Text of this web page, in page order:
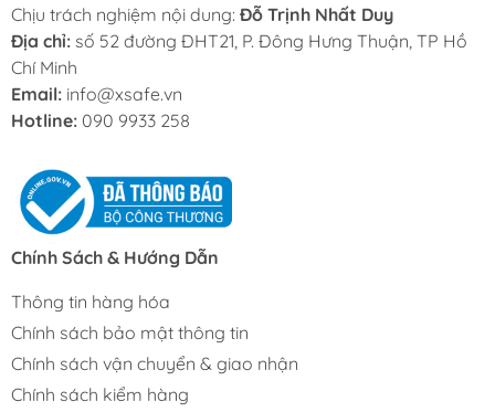
Chịu trách nghiệm nội dung: Đỗ Trịnh Nhất Duy
Địa chỉ: số 52 đường ĐHT21, P. Đông Hưng Thuận, TP Hồ
Chí Minh
Email: info@xsafe.vn
Hotline: 090 9933 258
Chính Sách & Hướng Dẫn
Thông tin hàng hóa
Chính sách bảo mật thông tin
Chính sách vận chuyển & giao nhận
Chính sách kiểm hàng